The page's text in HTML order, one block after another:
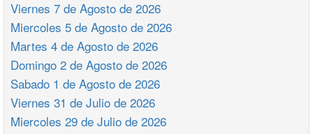
Viernes 7 de Agosto de 2026
Miercoles 5 de Agosto de 2026
Martes 4 de Agosto de 2026
Domingo 2 de Agosto de 2026
Sabado 1 de Agosto de 2026
Viernes 31 de Julio de 2026
Miercoles 29 de Julio de 2026